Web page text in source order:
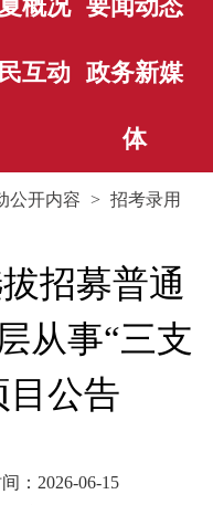
概况 要闻动态
互动 政务新媒
体
公开内容 > 招考录用
招募普通
从事“三支
目公告
：2026-06-15